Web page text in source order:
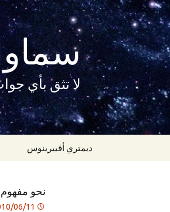
لا تثق بأي
إلى
ديمتري أڤييرينوس
نحو مفهوم
06/11